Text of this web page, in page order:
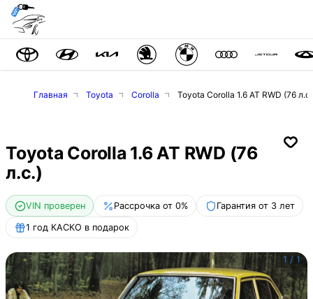
Главная Toyota Corolla Toyota Corolla 1.6 AT RWD (76
Toyota Corolla 1.6 AT RWD (76
л.с.)
VIN проверен Рассрочка от 0% Гарантия от 3 лет
1 год КАСКО в подарок
1 / 1